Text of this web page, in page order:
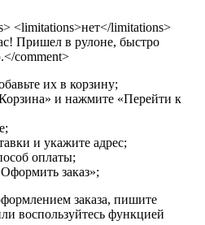
<limitations>нет</limitations>
Пришел в рулоне, быстро
comment>
их в корзину;
и нажмите «Перейти к
и укажите адрес;
оплаты;
заказ»;
заказа, пишите
воспользуйтесь функцией